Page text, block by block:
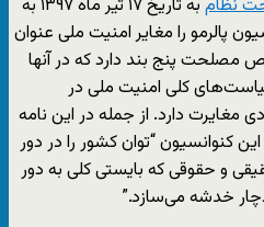
نظام
به تاریخ ۱۷ تیر ماه ۱۳۹۷ به
پالرمو را مغایر امنیت ملی عنوان
پنج بند دارد که در آنها
کلی امنیت ملی در
مغایرت دارد. از جمله در این نامه
کنوانسیون “توان کشور را در دور
و حقوقی که بایستی کلی به دور
خدشه می‌سازد.”